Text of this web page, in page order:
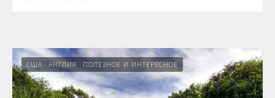
США АНГЛИЯ ПОЛЕЗНОЕ И ИНТЕРЕСНОЕ